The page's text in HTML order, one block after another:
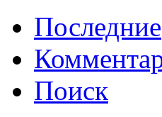
Последние
Поиск